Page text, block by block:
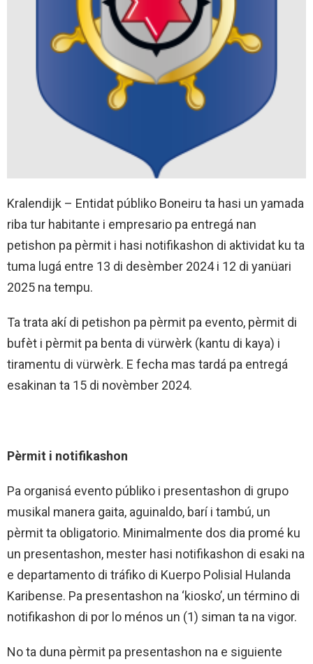
Kralendijk – Entidat públiko Boneiru ta hasi un yamada
riba tur habitante i empresario pa entregá nan
petishon pa pèrmit i hasi notifikashon di aktividat ku ta
tuma lugá entre 13 di desèmber 2024 i 12 di yanüari
2025 na tempu.
Ta trata akí di petishon pa pèrmit pa evento, pèrmit di
bufèt i pèrmit pa benta di vürwèrk (kantu di kaya) i
tiramentu di vürwèrk. E fecha mas tardá pa entregá
esakinan ta 15 di novèmber 2024.
Pèrmit i notifikashon
Pa organisá evento públiko i presentashon di grupo
musikal manera gaita, aguinaldo, barí i tambú, un
pèrmit ta obligatorio. Minimalmente dos dia promé ku
un presentashon, mester hasi notifikashon di esaki na
e departamento di tráfiko di Kuerpo Polisial Hulanda
Karibense. Pa presentashon na ‘kiosko’, un término di
notifikashon di por lo ménos un (1) siman ta na vigor.
No ta duna pèrmit pa presentashon na e siguiente